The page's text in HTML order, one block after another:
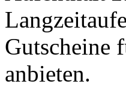
Gutscheine
anbieten.